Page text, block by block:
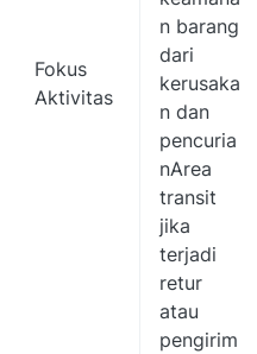
Fokus
Aktivitas
n barang
dari
kerusaka
n dan
pencuria
nArea
transit
jika
terjadi
retur
atau
pengirim